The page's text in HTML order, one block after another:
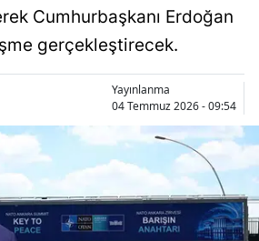
Cumhurbaşkanı Erdoğan
gerçekleştirecek.
Yayınlanma
04 Temmuz 2026 - 09:54